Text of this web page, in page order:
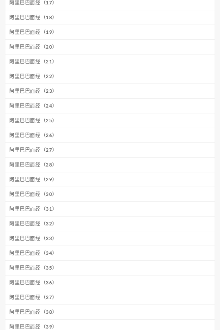
阿里巴巴面经（17）
阿里巴巴面经（18）
阿里巴巴面经（19）
阿里巴巴面经（20）
阿里巴巴面经（21）
阿里巴巴面经（22）
阿里巴巴面经（23）
阿里巴巴面经（24）
阿里巴巴面经（25）
阿里巴巴面经（26）
阿里巴巴面经（27）
阿里巴巴面经（28）
阿里巴巴面经（29）
阿里巴巴面经（30）
阿里巴巴面经（31）
阿里巴巴面经（32）
阿里巴巴面经（33）
阿里巴巴面经（34）
阿里巴巴面经（35）
阿里巴巴面经（36）
阿里巴巴面经（37）
阿里巴巴面经（38）
阿里巴巴面经（39）